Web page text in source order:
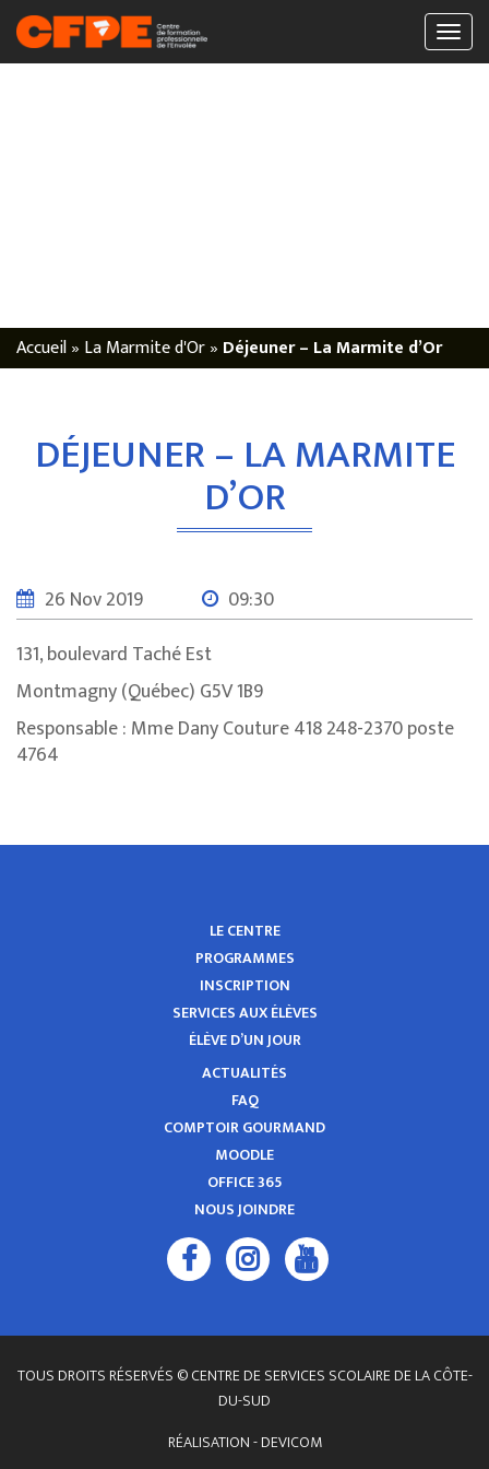
Accueil» La Marmite d'Or» Déjeuner – La Marmite d’Or
DÉJEUNER – LA MARMITE
D’OR
26 Nov 2019
09:30
131, boulevard Taché Est
Montmagny (Québec) G5V 1B9
Responsable : Mme Dany Couture 418 248-2370 poste
4764
LE CENTRE
PROGRAMMES
INSCRIPTION
SERVICES AUX ÉLÈVES
ÉLÈVE D’UN JOUR
ACTUALITÉS
FAQ
COMPTOIR GOURMAND
MOODLE
OFFICE 365
NOUS JOINDRE
TOUS DROITS RÉSERVÉS © CENTRE DE SERVICES SCOLAIRE DE LA CÔTE-
DU-SUD
RÉALISATION -DEVICOM